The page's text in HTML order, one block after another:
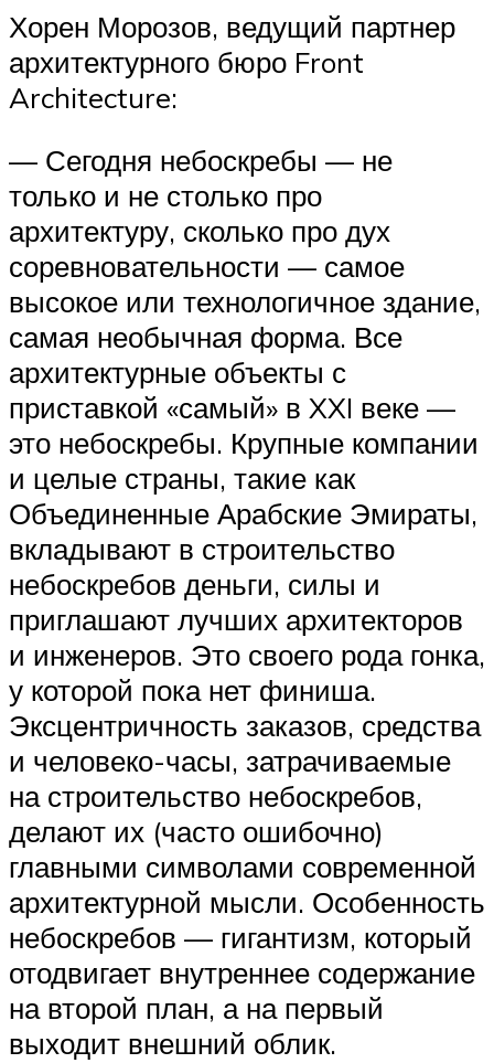
Хорен Морозов, ведущий партнер
архитектурного бюро Front
Architecture:
— Сегодня небоскребы — не
только и не столько про
архитектуру, сколько про дух
соревновательности — самое
высокое или технологичное здание,
самая необычная форма. Все
архитектурные объекты с
приставкой «самый» в XXI веке —
это небоскребы. Крупные компании
и целые страны, такие как
Объединенные Арабские Эмираты,
вкладывают в строительство
небоскребов деньги, силы и
приглашают лучших архитекторов
и инженеров. Это своего рода гонка,
у которой пока нет финиша.
Эксцентричность заказов, средства
и человеко-часы, затрачиваемые
на строительство небоскребов,
делают их (часто ошибочно)
главными символами современной
архитектурной мысли. Особенность
небоскребов — гигантизм, который
отодвигает внутреннее содержание
на второй план, а на первый
выходит внешний облик.